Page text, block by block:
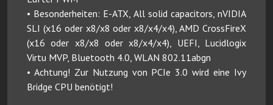
• Besonderheiten: E-ATX, All solid capacitors, nVIDIA
SLI (x16 oder x8/x8 oder x8/x4/x4), AMD CrossFireX
(x16 oder x8/x8 oder x8/x4/x4), UEFI, Lucidlogix
Virtu MVP, Bluetooth 4.0, WLAN 802.11abgn
• Achtung! Zur Nutzung von PCIe 3.0 wird eine Ivy
Bridge CPU benötigt!